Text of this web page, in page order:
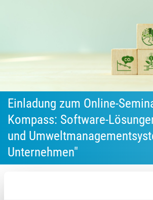
Einladung zum Online-
Kompass: Software-
und
Unternehmen"